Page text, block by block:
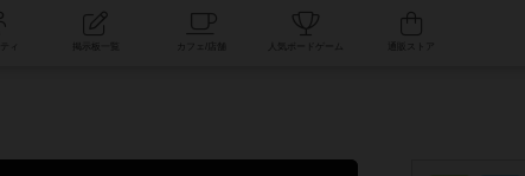
コミュニティ 人気ボードゲーム